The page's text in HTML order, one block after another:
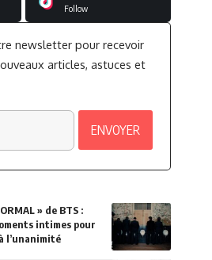
Follow
newsletter pour recevoir
articles, astuces et
» de BTS :
intimes pour
l’unanimité